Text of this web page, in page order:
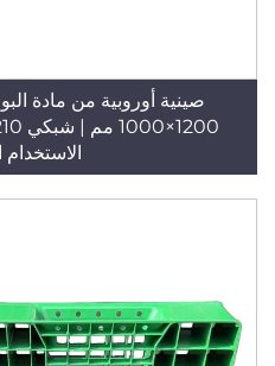
صينية أوروبية من مادة